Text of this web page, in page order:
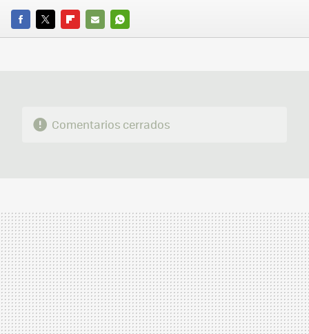
FACEBOOK
TWITTERFLIPBOARD
E-
WHATSAPP
Comentarios cerrados